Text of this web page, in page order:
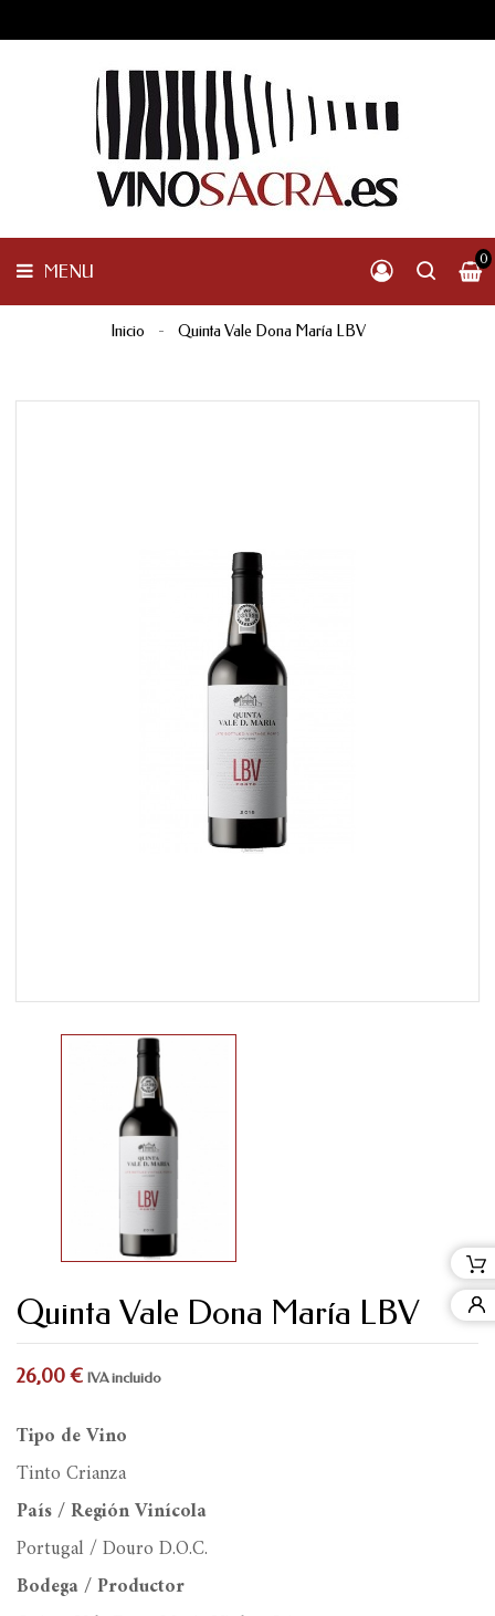
MENU
0
OTRAS
D.O.
DE
ESPAÑA
INTERNACIONALES
OTROS
Inicio Quinta Vale Dona María LBV
Quinta Vale Dona María LBV
26,00 € IVA incluido
Tipo de Vino
Tinto Crianza
País / Región Vinícola
Portugal / Douro D.O.C.
Bodega / Productor